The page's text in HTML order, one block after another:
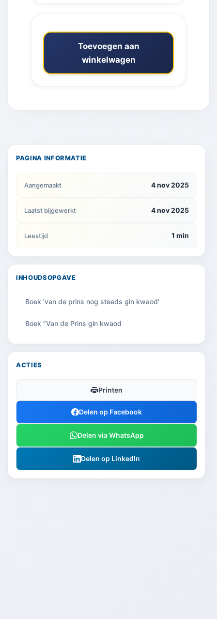
Toevoegen aan
winkelwagen
PAGINA INFORMATIE
Aangemaakt 4 nov 2025
Laatst bijgewerkt 4 nov 2025
Leestijd 1 min
INHOUDSOPGAVE
Boek ‘van de prins nog steeds gin kwaod’
Boek ”Van de Prins gin kwaod
ACTIES
Printen
Delen op Facebook
Delen via WhatsApp
Delen op LinkedIn